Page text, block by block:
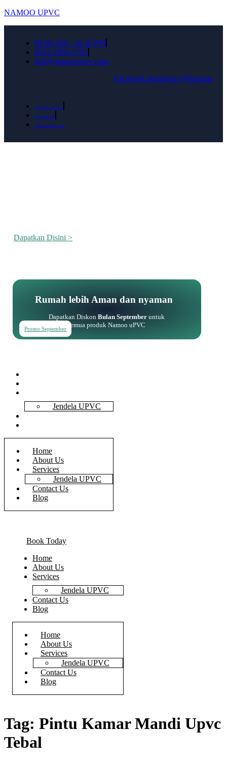
NAMOO UPVC
09.00 AM - 16.30 PM
0812-1993-1701
Info@namooupvc.com
Facebook Instagram Whatsapp
09.00 AM - 16.30 PM
0812-1993-1701
Info@namooupvc.com
Dapatkan Disini >
Rumah lebih Aman dan nyaman
Dapatkan DiskonBulan September untuk
semua produk Namoo uPVC
Promo September
Jendela UPVC
Home
About Us
Services
Jendela UPVC
Contact Us
Blog
Book Today
Home
About Us
Services
Jendela UPVC
Contact Us
Blog
Home
About Us
Services
Jendela UPVC
Contact Us
Blog
Tag: Pintu Kamar Mandi Upvc
Tebal